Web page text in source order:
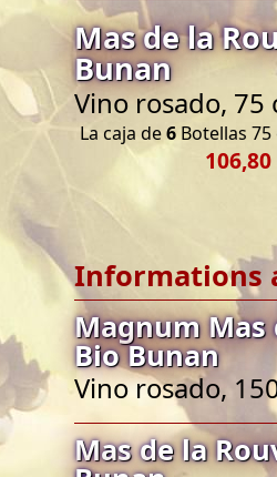
Mas de la
Bunan
Vino rosado, 75
La caja de6 Botellas 75
106,80
Informations
Magnum Mas
Bio Bunan
Vino rosado,
Mas de la